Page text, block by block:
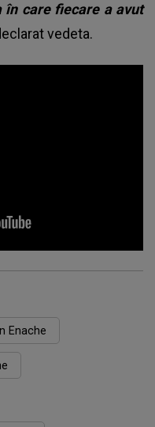
care fiecare a avut
vedeta.
Enache